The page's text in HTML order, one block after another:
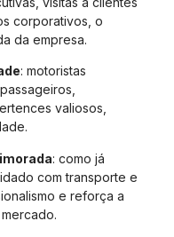
corporativos, o
da empresa.
: motoristas
valiosos,
: como já
com transporte e
e reforça a